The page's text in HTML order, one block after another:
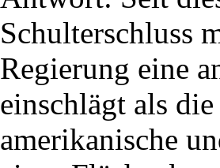
Schulterschluss
Regierung eine
einschlägt als
amerikanische